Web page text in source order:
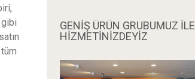
gibi
GENİŞ ÜRÜN GRUBUMUZ İLE
HİZMETİNİZDEYİZ